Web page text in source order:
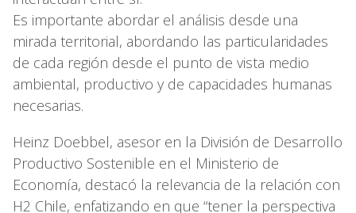
Es importante abordar el análisis desde una
mirada territorial, abordando las particularidades
de cada región desde el punto de vista medio
ambiental, productivo y de capacidades humanas
necesarias.
Heinz Doebbel, asesor en la División de Desarrollo
Productivo Sostenible en el Ministerio de
Economía, destacó la relevancia de la relación con
H2 Chile, enfatizando en que “tener la perspectiva